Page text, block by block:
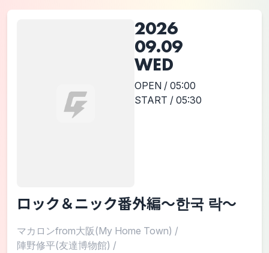
2026
09.09
WED
OPEN / 05:00
START / 05:30
ロック＆ニック番外編～한국 락～
マカロンfrom大阪(My Home Town) /
陣野修平(友達博物館) /